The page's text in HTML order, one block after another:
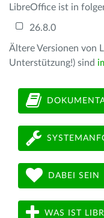
LibreOffice ist in
26.8.0
Ältere Versionen von
Unterstützung!) sind
DABEI SEIN
WAS IST